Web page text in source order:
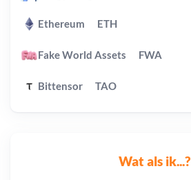
Wat als ik...?
Ethereum ETH
Fake World Assets FWA
Bittensor TAO